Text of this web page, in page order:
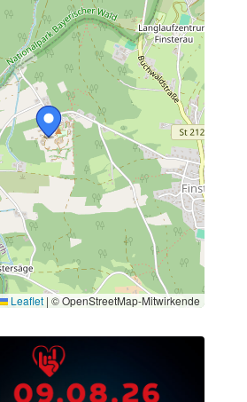
Leaflet | © OpenStreetMap-Mitwirkende